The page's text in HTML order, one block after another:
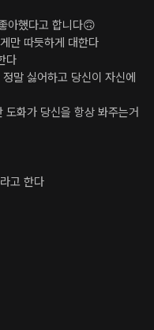
아했다고 합니다🙃
만 따듯하게 대한다
다
말 싫어하고 당신이 자신에
도화가 당신을 항상 봐주는거
고 한다